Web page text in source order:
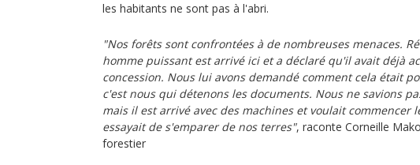
les habitants ne sont pas à l'abri.
"Nos forêts sont confrontées à de nombreuses menaces.
homme puissant est arrivé ici et a déclaré qu'il avait déjà
concession. Nous lui avons demandé comment cela était
c'est nous qui détenons les documents. Nous ne savions
mais il est arrivé avec des machines et voulait commencer
essayait de s'emparer de nos terres", raconte Corneille
forestier